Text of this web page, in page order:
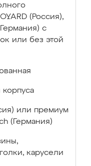
(Россия),
с
или без этой
или премиум
(Германия)
карусели